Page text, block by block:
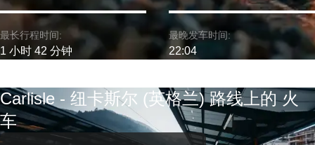
最长行程时间:
1 小时 42 分钟
最晚发车时间:
22:04
Carlisle - 纽卡斯尔 (英格兰) 路线上的 火
车